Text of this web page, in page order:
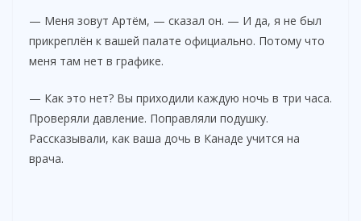
— Меня зовут Артём, — сказал он. — И да, я не был
прикреплён к вашей палате официально. Потому что
меня там нет в графике.
— Как это нет? Вы приходили каждую ночь в три часа.
Проверяли давление. Поправляли подушку.
Рассказывали, как ваша дочь в Канаде учится на
врача.